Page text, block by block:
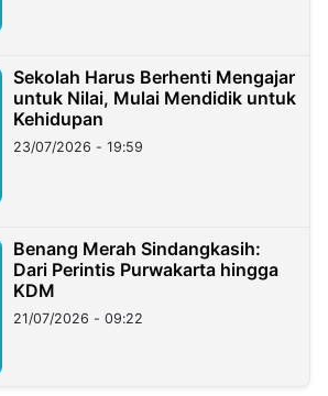
Sekolah Harus Berhenti Mengajar
untuk Nilai, Mulai Mendidik untuk
Kehidupan
23/07/2026 - 19:59
Benang Merah Sindangkasih:
Dari Perintis Purwakarta hingga
KDM
21/07/2026 - 09:22